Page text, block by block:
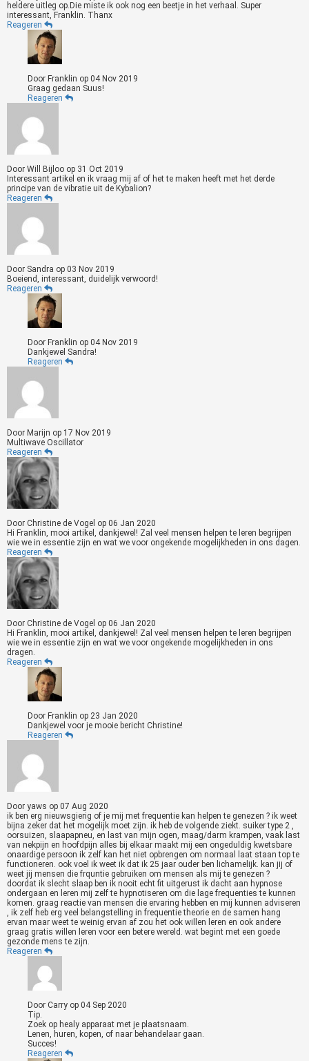
heldere uitleg op.Die miste ik ook nog een beetje in het verhaal. Super
interessant, Franklin. Thanx
Reageren
Door Franklin op 04 Nov 2019
Graag gedaan Suus!
Reageren
Door Will Bijloo op 31 Oct 2019
Interessant artikel en ik vraag mij af of het te maken heeft met het derde
principe van de vibratie uit de Kybalion?
Reageren
Door Sandra op 03 Nov 2019
Boeiend, interessant, duidelijk verwoord!
Reageren
Door Franklin op 04 Nov 2019
Dankjewel Sandra!
Reageren
Door Marijn op 17 Nov 2019
Multiwave Oscillator
Reageren
Door Christine de Vogel op 06 Jan 2020
Hi Franklin, mooi artikel, dankjewel! Zal veel mensen helpen te leren begrijpen
wie we in essentie zijn en wat we voor ongekende mogelijkheden in ons dagen.
Reageren
Door Christine de Vogel op 06 Jan 2020
Hi Franklin, mooi artikel, dankjewel! Zal veel mensen helpen te leren begrijpen
wie we in essentie zijn en wat we voor ongekende mogelijkheden in ons
dragen.
Reageren
Door Franklin op 23 Jan 2020
Dankjewel voor je mooie bericht Christine!
Reageren
Door yaws op 07 Aug 2020
ik ben erg nieuwsgierig of je mij met frequentie kan helpen te genezen ? ik weet
bijna zeker dat het mogelijk moet zijn. ik heb de volgende ziekt. suiker type 2 ,
oorsuizen, slaapapneu, en last van mijn ogen, maag/darm krampen, vaak last
van nekpijn en hoofdpijn alles bij elkaar maakt mij een ongeduldig kwetsbare
onaardige persoon ik zelf kan het niet opbrengen om normaal laat staan top te
functioneren. ook voel ik weet ik dat ik 25 jaar ouder ben lichamelijk. kan jij of
weet jij mensen die frquntie gebruiken om mensen als mij te genezen ?
doordat ik slecht slaap ben ik nooit echt fit uitgerust ik dacht aan hypnose
ondergaan en leren mij zelf te hypnotiseren om die lage frequenties te kunnen
komen. graag reactie van mensen die ervaring hebben en mij kunnen adviseren
, ik zelf heb erg veel belangstelling in frequentie theorie en de samen hang
ervan maar weet te weinig ervan af zou het ook willen leren en ook andere
graag gratis willen leren voor een betere wereld. wat begint met een goede
gezonde mens te zijn.
Reageren
Door Carry op 04 Sep 2020
Tip.
Zoek op healy apparaat met je plaatsnaam.
Lenen, huren, kopen, of naar behandelaar gaan.
Succes!
Reageren